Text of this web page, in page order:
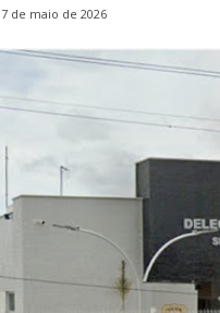
7 de maio de 2026